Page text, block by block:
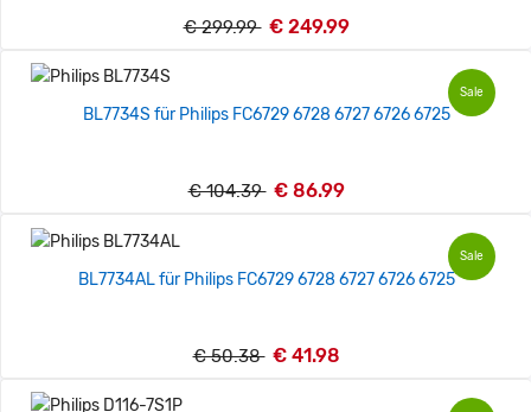
€ 299.99 € 249.99
Sale
BL7734S für Philips FC6729 6728 6727 6726 6725
€ 104.39 € 86.99
Sale
BL7734AL für Philips FC6729 6728 6727 6726 6725
€ 50.38 € 41.98